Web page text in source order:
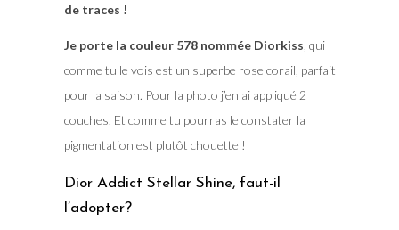
de traces !
Je porte la couleur 578 nommée Diorkiss , qui
comme tu le vois est un superbe rose corail, parfait
pour la saison. Pour la photo j’en ai appliqué 2
couches. Et comme tu pourras le constater la
pigmentation est plutôt chouette !
Dior Addict Stellar Shine, faut-il
l’adopter?